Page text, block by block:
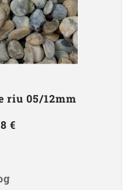
riu 05/12mm
€